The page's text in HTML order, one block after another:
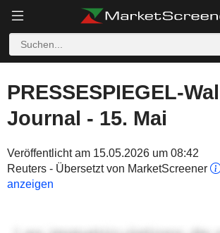
PRESSESPIEGEL-
Journal - 15. Mai
Veröffentlicht am 15.05.2026 um 08:42
Reuters - Übersetzt von MarketScreener
anzeigen